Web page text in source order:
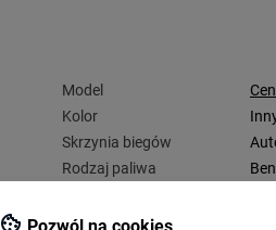
Model
Kolor
Skrzynia biegów
Rodzaj paliwa